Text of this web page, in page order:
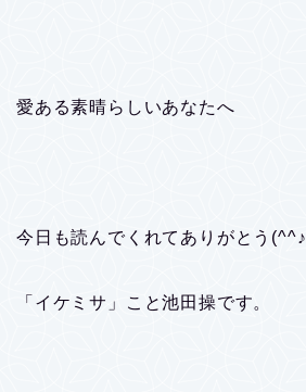
愛ある素晴らしいあなたへ
今日も読んでくれてありがとう(^^♪
「イケミサ」こと池田操です。